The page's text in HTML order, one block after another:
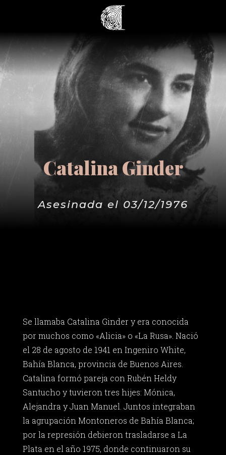
Catalina Ginder
Asesinada el 03/12/1976
Se llamaba Catalina Ginder y era conocida
por muchos como «Alicia» o «La Rusa». Nació
el 28 de agosto de 1941 en Ingeniro White,
Bahía Blanca, provincia de Buenos Aires.
Catalina formó pareja con Rubén Heldy
Santucho y tuvieron tres hijes: Mónica,
Alejandra y Juan Manuel. Juntos integraban
la agrupación Montoneros de Bahía Blanca;
por la represión debieron trasladarse a La
Plata en el año 1975, donde continuaron su